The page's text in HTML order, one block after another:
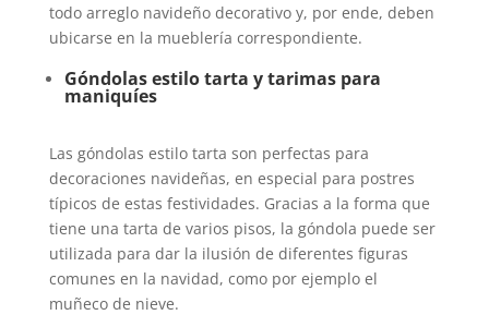
todo arreglo navideño decorativo y, por ende, deben
ubicarse en la mueblería correspondiente.
Góndolas estilo tarta y tarimas para
maniquíes
Las góndolas estilo tarta son perfectas para
decoraciones navideñas, en especial para postres
típicos de estas festividades. Gracias a la forma que
tiene una tarta de varios pisos, la góndola puede ser
utilizada para dar la ilusión de diferentes figuras
comunes en la navidad, como por ejemplo el
muñeco de nieve.